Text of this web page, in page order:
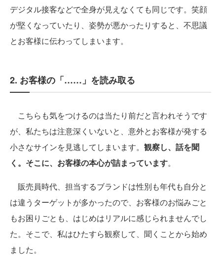
デジタル接客などで全身が見えなくても同じです。笑顔
が堅くなっていたり、姿勢が悪かったりすると、不思議
とお客様に伝わってしまいます。
2. お客様の「……」を読み取る
こちらも気をつけるのは当たり前だと言われそうです
が、私たちは注意深くいないと、意外とお客様が発する
小さなサインを見逃してしまいます。 観察し、話を聞
く。そこに、お客様の本心が詰まっています。
販売員時代、担当するブランドは性別も年代も自分と
は違うターゲットが多かったので、お客様のお悩みごと
もお困りごとも、はじめはリアルに感じられませんでし
た。そこで、私はひたすら観察して、聞くことから始め
ました。